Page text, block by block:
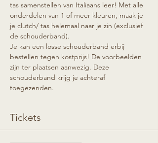
tas samenstellen van Italiaans leer! Met alle
onderdelen van 1 of meer kleuren, maak je
je clutch/ tas helemaal naar je zin (exclusief
de schouderband).
Je kan een losse schouderband erbij
bestellen tegen kostprijs! De voorbeelden
zijn ter plaatsen aanwezig. Deze
schouderband krijg je achteraf
toegezenden.
Tickets